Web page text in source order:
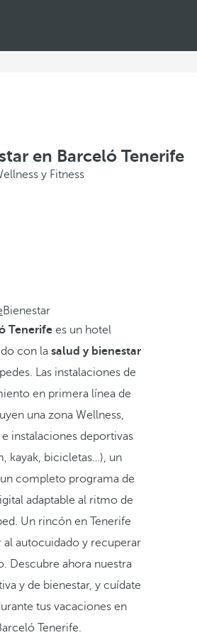
en Barceló Tenerife
y Fitness
Bienestar
Tenerifees un hotel
con la salud y bienestar
Las instalaciones de
en primera línea de
una zona Wellness,
instalaciones deportivas
kayak, bicicletas…), un
completo programa de
adaptable al ritmo de
Un rincón en Tenerife
al autocuidado y recuperar
Descubre ahora nuestra
y de bienestar, y cuídate
tus vacaciones en
Tenerife.